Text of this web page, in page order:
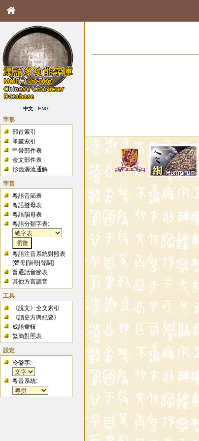
中文 ENG
字形
部首索引
筆畫索引
甲骨部件表
金文部件表
形義源流通解
字音
粵語音節表
粵語聲母表
粵語韻母表
粵語分類字表:
粵語注音系統對照表
[聲母 |韻母 |聲調]
普通話音節表
其他方言讀音
工具
《說文》全文索引
《讀史方輿紀要》
成語彙輯
繁簡對照表
設定
冷僻字:
粵音系統: